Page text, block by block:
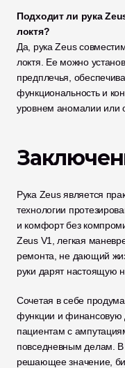
Подходит ли рука
локтя?
Да, рука Zeus
локтя. Ее можно
предплечья,
функциональность и
уровнем аномалии или
Рука Zeus является
технологии
и комфорт без
Zeus V1, легкая
ремонта, не дающий
руки дарят настоящую
Сочетая в себе
функции и финансовую
пациентам с
повседневным делам.
решающее значение,